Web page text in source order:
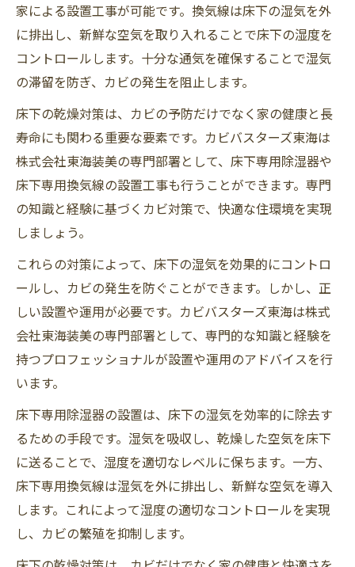
家による設置工事が可能です。換気線は床下の湿気を外
に排出し、新鮮な空気を取り入れることで床下の湿度を
コントロールします。十分な通気を確保することで湿気
の滞留を防ぎ、カビの発生を阻止します。
床下の乾燥対策は、カビの予防だけでなく家の健康と長
寿命にも関わる重要な要素です。カビバスターズ東海は
株式会社東海装美の専門部署として、床下専用除湿器や
床下専用換気線の設置工事も行うことができます。専門
の知識と経験に基づくカビ対策で、快適な住環境を実現
しましょう。
これらの対策によって、床下の湿気を効果的にコントロ
ールし、カビの発生を防ぐことができます。しかし、正
しい設置や運用が必要です。カビバスターズ東海は株式
会社東海装美の専門部署として、専門的な知識と経験を
持つプロフェッショナルが設置や運用のアドバイスを行
います。
床下専用除湿器の設置は、床下の湿気を効率的に除去す
るための手段です。湿気を吸収し、乾燥した空気を床下
に送ることで、湿度を適切なレベルに保ちます。一方、
床下専用換気線は湿気を外に排出し、新鮮な空気を導入
します。これによって湿度の適切なコントロールを実現
し、カビの繁殖を抑制します。